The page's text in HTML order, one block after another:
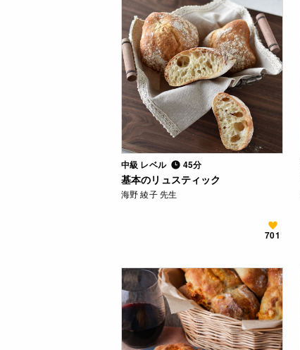
中級 レベル 45分
基本のリュスティック
海野 綾子 先生
701